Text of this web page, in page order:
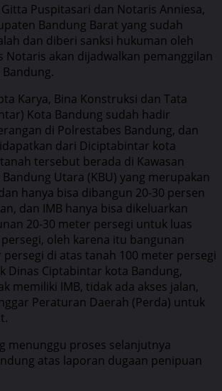
Puspitasari dan Notaris Anniesa,
Bandung Barat yang sudah
dan diberi sanksi hukuman oleh
Notaris akan dijadwalkan pemanggilan
Karya, Bina Konstruksi dan Tata
Kota Bandung sudah hadir
di Polrestabes Bandung, dan
dari Diciptabintar kota
tersebut berada di Kawasan
Bandung Utara (KBU) yang merupakan
hanya bisa dibangun 20-30 persen
dan IMB hanya bisa dikeluarkan
20-30 meter persegi untuk luas
oleh karena itu bangunan
persegi di atas tanah 100 meter persegi
Dinas Ciptabintar kota Bandung,
memiliki IMB, tidak ada akses jalan,
Peraturan Daerah (Perda) untuk
menunggu proses selanjutnya
atas laporan dugaan penipuan